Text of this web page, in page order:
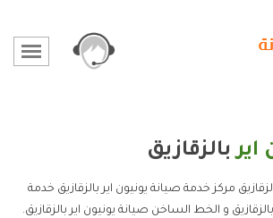
ايربالزقازيق
مركز خدمة صيانة يونيون اير بالزقازيق خدمة
و الخط الساخن صيانة يونيون اير بالزقازيق.